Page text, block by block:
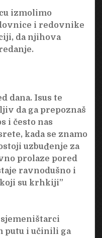
izmolimo
i redovnike
da njihova
dana. Isus te
da ga prepoznaš
i često nas
kada se znamo
uzbuđenje za
prolaze pored
ravnodušno i
su krhkiji”
putu i učinili ga